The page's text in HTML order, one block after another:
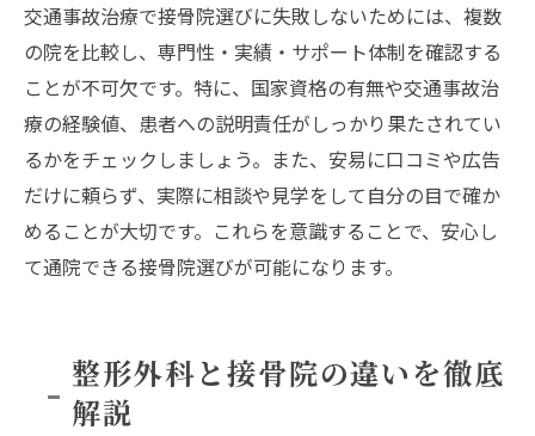
交通事故治療で接骨院選びに失敗しないためには、複数
の院を比較し、専門性・実績・サポート体制を確認する
ことが不可欠です。特に、国家資格の有無や交通事故治
療の経験値、患者への説明責任がしっかり果たされてい
るかをチェックしましょう。また、安易に口コミや広告
だけに頼らず、実際に相談や見学をして自分の目で確か
めることが大切です。これらを意識することで、安心し
て通院できる接骨院選びが可能になります。
整形外科と接骨院の違いを徹底
解説